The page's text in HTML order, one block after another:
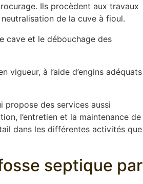
Ils procèdent aux travaux
de la cuve à fioul.
cave et le débouchage des
vigueur, à l’aide d’engins adéquats
des services aussi
l’entretien et la maintenance de
dans les différentes activités que
septique par